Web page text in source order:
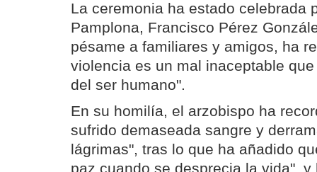
La ceremonia ha estado celebrada
Pamplona, Francisco Pérez
pésame a familiares y amigos, ha
violencia es un mal inaceptable
del ser humano".
En su homilía, el arzobispo ha
sufrido demaseada sangre y
lágrimas", tras lo que ha añadido
paz cuando se desprecia la vida",